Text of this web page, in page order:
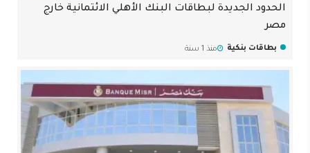
الحدود الجديدة لبطاقات البنك الأهلي الائتمانية خارج
مصر
بطاقات بنكية منذ 1 سنة